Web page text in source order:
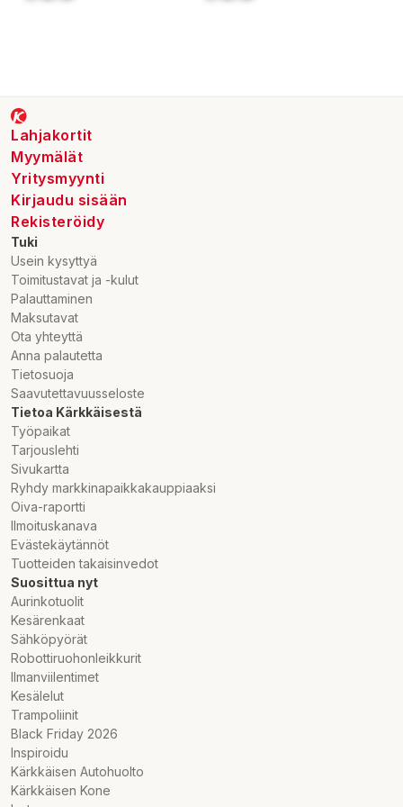
Lahjakortit
Myymälät
Yritysmyynti
Kirjaudu sisään
Rekisteröidy
Tuki
Usein kysyttyä
Toimitustavat ja -kulut
Palauttaminen
Maksutavat
Ota yhteyttä
Anna palautetta
Tietosuoja
Saavutettavuusseloste
Tietoa Kärkkäisestä
Työpaikat
Tarjouslehti
Sivukartta
Ryhdy markkinapaikkakauppiaaksi
Oiva-raportti
Ilmoituskanava
Evästekäytännöt
Tuotteiden takaisinvedot
Suosittua nyt
Aurinkotuolit
Kesärenkaat
Sähköpyörät
Robottiruohonleikkurit
Ilmanviilentimet
Kesälelut
Trampoliinit
Black Friday 2026
Inspiroidu
Kärkkäisen Autohuolto
Kärkkäisen Kone